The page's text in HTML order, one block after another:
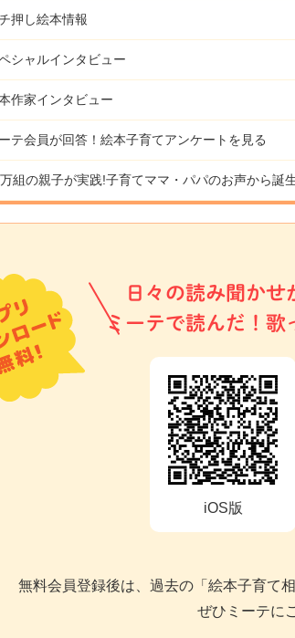
押し絵本情報
シャルインタビュー
作家インタビュー
テ会員が回答！ 絵本子育てアンケートを見る
組の親子が実践!子育てママ・パパのお声から誕
日々の読み聞か
ミーテで読んだ！歌
iOS版
無料会員登録後は、過去の「絵本子育て
ぜひミーテに